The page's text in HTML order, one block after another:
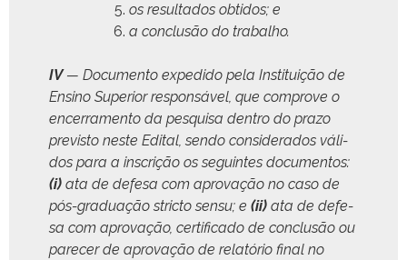
os resul­ta­dos obti­dos; e
a con­clusão do trabalho.
IV— Doc­u­men­to expe­di­do pela Insti­tu­ição de
Ensi­no Supe­ri­or respon­sáv­el, que com­pro­ve o
encer­ra­men­to da pesquisa den­tro do pra­zo
pre­vis­to neste Edi­tal, sendo con­sid­er­a­dos váli­
dos para a inscrição os seguintes doc­u­men­tos:
(i) ata de defe­sa com aprovação no caso de
pós-grad­u­ação stric­to sen­su; e (ii) ata de defe­
sa com aprovação, cer­ti­fi­ca­do de con­clusão ou
pare­cer de aprovação de relatório final no